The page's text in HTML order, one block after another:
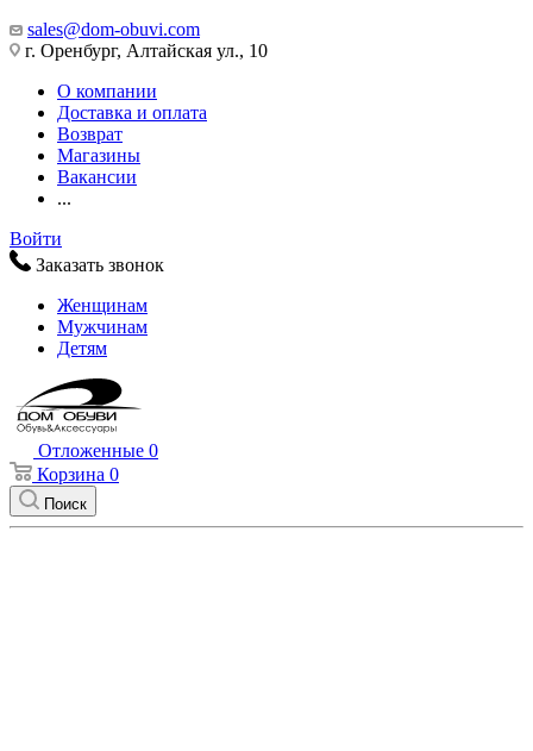
sales@dom-obuvi.com
г. Оренбург, Алтайская ул., 10
О компании
Доставка и оплата
Возврат
Магазины
Вакансии
...
Войти
Заказать звонок
Женщинам
Мужчинам
Детям
Отложенные 0
Корзина 0
Поиск